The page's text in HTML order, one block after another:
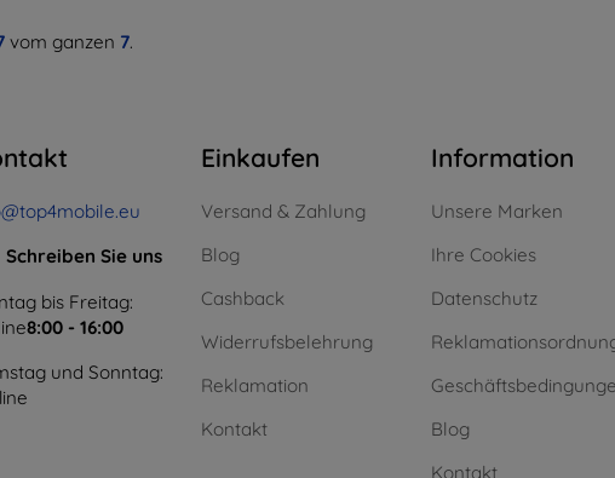
vom ganzen 7.
Schreiben Sie uns
bis Freitag:
8:00 - 16:00
und Sonntag:
Einkaufen
Versand & Zahlung
Blog
Cashback
Widerrufsbelehrung
Reklamation
Kontakt
Information
Unsere Marken
Ihre Cookies
Datenschutz
Blog
Kontakt